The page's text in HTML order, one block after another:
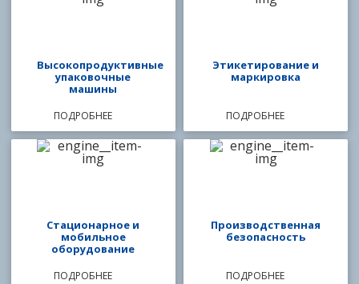
Высокопродуктивные
упаковочные
машины
ПОДРОБНЕЕ
Этикетирование и
маркировка
ПОДРОБНЕЕ
Стационарное и
мобильное
оборудование
ПОДРОБНЕЕ
Производственная
безопасность
ПОДРОБНЕЕ